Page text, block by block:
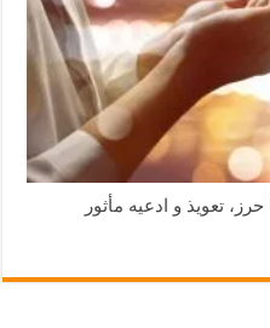
تعویذ و ادعیه مأثور